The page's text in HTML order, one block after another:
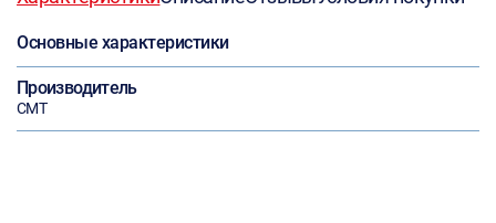
Основные характеристики
Производитель
CMT